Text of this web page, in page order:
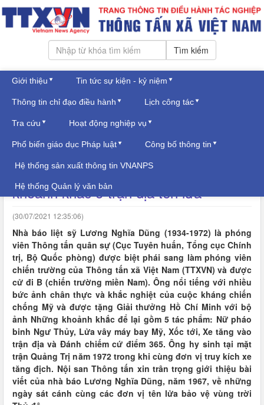
Tìm kiếm
Giới thiệu Tin tức sự kiện - kỷ niệm
Thông tin chỉ đạo điều hành Lịch công tác
Tra cứu Hoạt động nghiệp vụ
Phổ biến giáo dục Pháp luật Công bố thông tin
Hệ thống sản xuất thông tin VNANPS
Hệ thống Quản lý văn bản
Thứ hai, ngày 10/08/2026
TRUYỀN THỐNG
Kỷ niệm 74 năm ngày Thương binh-
Liệt sỹ (27/7/1947-27/7/2021): Những
khoảnh khắc ở trận địa tên lửa
(30/07/2021 12:35:06)
Nhà báo liệt sỹ Lương Nghĩa Dũng (1934-1972) là phóng
viên Thông tấn quân sự (Cục Tuyên huấn, Tổng cục Chính
trị, Bộ Quốc phòng) được biệt phái sang làm phóng viên
chiến trường của Thông tấn xã Việt Nam (TTXVN) và được
cử đi B (chiến trường miền Nam). Ông nổi tiếng với nhiều
bức ảnh chân thực và khắc nghiệt của cuộc kháng chiến
chống Mỹ và được tặng Giải thưởng Hồ Chí Minh với bộ
ảnh Những khoảnh khắc để lại gồm 5 tác phẩm: Nữ pháo
binh Ngư Thủy, Lửa vây máy bay Mỹ, Xốc tới, Xe tăng vào
trận địa và Đánh chiếm cứ điểm 365. Ông hy sinh tại mặt
trận Quảng Trị năm 1972 trong khi cùng đơn vị truy kích xe
tăng địch. Nội san Thông tấn xin trân trọng giới thiệu bài
viết của nhà báo Lương Nghĩa Dũng, năm 1967, về những
ngày sát cánh cùng các đơn vị tên lửa bảo vệ vùng trời